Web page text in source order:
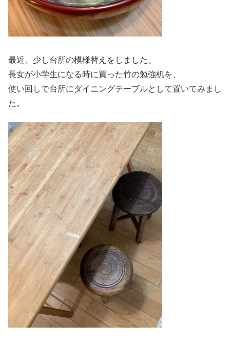
最近、少し台所の模様替えをしました。
長女が小学生になる時に買った竹の勉強机を、
使い回しで台所にダイニングテーブルとして置いてみまし
た。